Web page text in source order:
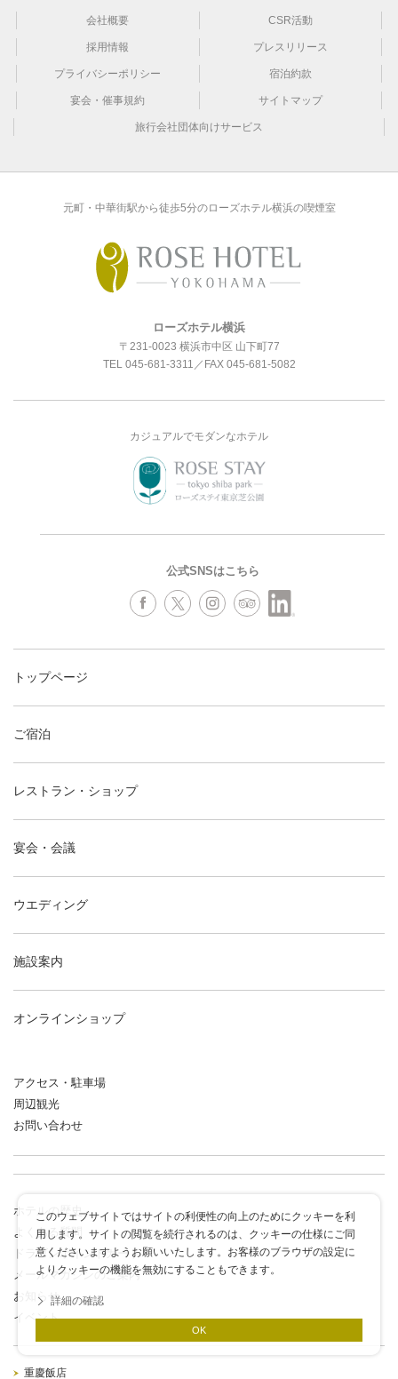
このウェブサイトではサイトの利便性の向上のためにクッキーを利
用します。サイトの閲覧を続行されるのは、クッキーの仕様にご同
意くださいますようお願いいたします。お客様のブラウザの設定に
よりクッキーの機能を無効にすることもできます。
詳細の確認
OK
会社概要 CSR活動
採用情報 プレスリリース
プライバシーポリシー 宿泊約款
宴会・催事規約 サイトマップ
旅行会社団体向けサービス
元町・中華街駅から徒歩5分のローズホテル横浜の喫煙室
ローズホテル横浜
〒231-0023 横浜市中区 山下町77
TEL 045-681-3311 ／FAX 045-681-5082
カジュアルでモダンなホテル
公式SNSはこちら
トップページ
ご宿泊
レストラン・ショップ
宴会・会議
ウエディング
施設案内
オンラインショップ
アクセス・駐車場
周辺観光
お問い合わせ
ホテルの歴史
よくある質問
ドラゴンポイントカード
メールマガジンのご案内
お知らせ
イベント
重慶飯店